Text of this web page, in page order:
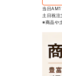
当日
土日祝注
※商品や